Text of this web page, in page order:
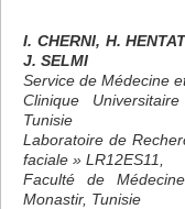
I. CHERNI, H.
J. SELMI
Service de Médecine
Clinique
Tunisie
Laboratoire de
faciale » LR12ES11,
Faculté de
Monastir, Tunisie